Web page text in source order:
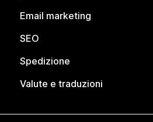
Email marketing
SEO
Spedizione
Valute e traduzioni